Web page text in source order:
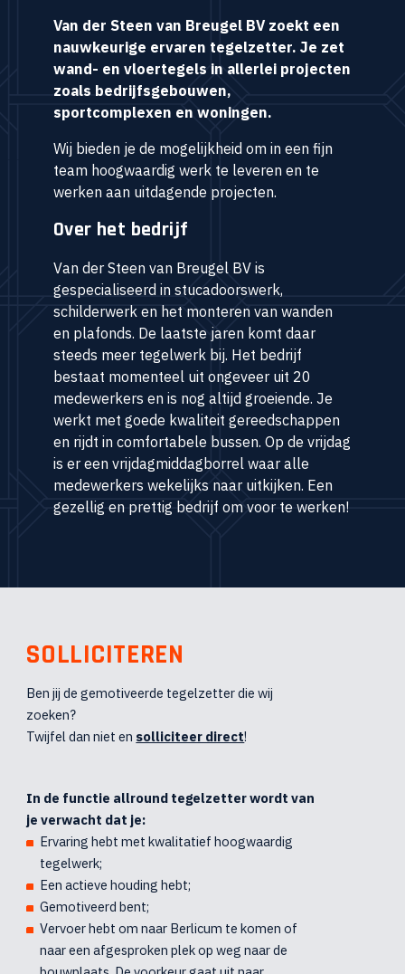
Van der Steen van Breugel BV zoekt een
nauwkeurige ervaren tegelzetter. Je zet
wand- en vloertegels in allerlei projecten
zoals bedrijfsgebouwen,
sportcomplexen en woningen.
Wij bieden je de mogelijkheid om in een fijn
team hoogwaardig werk te leveren en te
werken aan uitdagende projecten.
Over het bedrijf
Van der Steen van Breugel BV is
gespecialiseerd in stucadoorswerk,
schilderwerk en het monteren van wanden
en plafonds. De laatste jaren komt daar
steeds meer tegelwerk bij. Het bedrijf
bestaat momenteel uit ongeveer uit 20
medewerkers en is nog altijd groeiende. Je
werkt met goede kwaliteit gereedschappen
en rijdt in comfortabele bussen. Op de vrijdag
is er een vrijdagmiddagborrel waar alle
medewerkers wekelijks naar uitkijken. Een
gezellig en prettig bedrijf om voor te werken!
SOLLICITEREN
Ben jij de gemotiveerde tegelzetter die wij
zoeken?
Twijfel dan niet en solliciteer direct!
In de functie allround tegelzetter wordt van
je verwacht dat je:
Ervaring hebt met kwalitatief hoogwaardig
tegelwerk;
Een actieve houding hebt;
Gemotiveerd bent;
Vervoer hebt om naar Berlicum te komen of
naar een afgesproken plek op weg naar de